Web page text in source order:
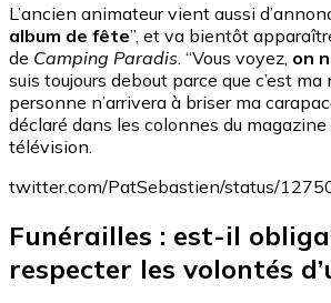
L’ancien animateur vient aussi
album de fête”, et va bientôt
de Camping Paradis . “Vous voyez, on
suis toujours debout parce que c’est ma
personne n’arrivera à briser ma
déclaré dans les colonnes du magazine
télévision.
twitter.com/PatSebastien/status/
Funérailles : est-il
respecter les volontés